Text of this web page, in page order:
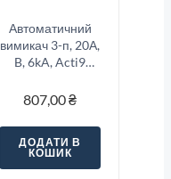
Автоматичний
вимикач 3-п, 20А,
B, 6kA, Acti9
Electric
807,00₴
ДОДАТИ В
КОШИК